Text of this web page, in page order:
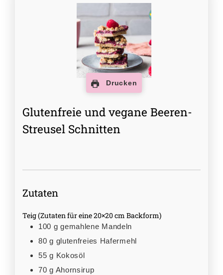
Drucken
Glutenfreie und vegane Beeren-
Streusel Schnitten
Zutaten
Teig (Zutaten für eine 20×20 cm Backform)
100 g gemahlene Mandeln
80 g glutenfreies Hafermehl
55 g Kokosöl
70 g Ahornsirup